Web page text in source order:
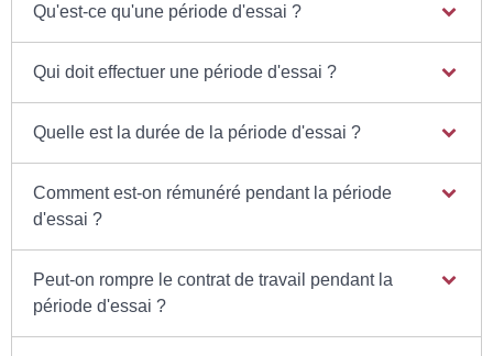
Qu'est-ce qu'une période d'essai ?
Qui doit effectuer une période d'essai ?
Quelle est la durée de la période d'essai ?
Comment est-on rémunéré pendant la période
d'essai ?
Peut-on rompre le contrat de travail pendant la
période d'essai ?